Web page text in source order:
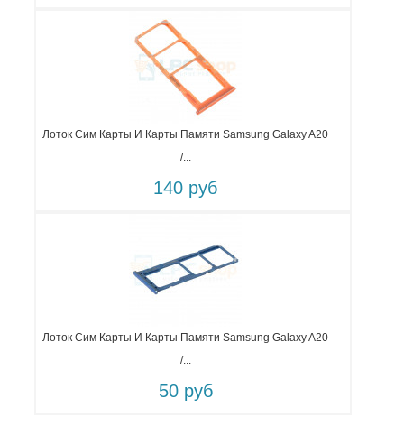
Лоток Сим Карты И Карты Памяти Samsung Galaxy A20
/...
140 руб
Лоток Сим Карты И Карты Памяти Samsung Galaxy A20
/...
50 руб